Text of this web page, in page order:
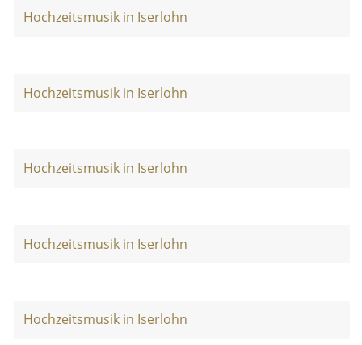
Hochzeitsmusik in Iserlohn
Hochzeitsmusik in Iserlohn
Hochzeitsmusik in Iserlohn
Hochzeitsmusik in Iserlohn
Hochzeitsmusik in Iserlohn